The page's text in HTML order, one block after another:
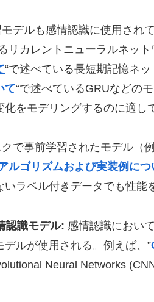
デルも感情認識に使用され
リカレントニューラルネッ
“で述べている長短期記憶ネ
て“で述べているGRUなどの
をモデリングするのに適し
で事前学習されたモデル（
ルゴリズムおよび実装例につ
ラベル付きデータでも性能
認識モデル: 感情認識におい
ルが使用される。例えば、”
Neural Networks